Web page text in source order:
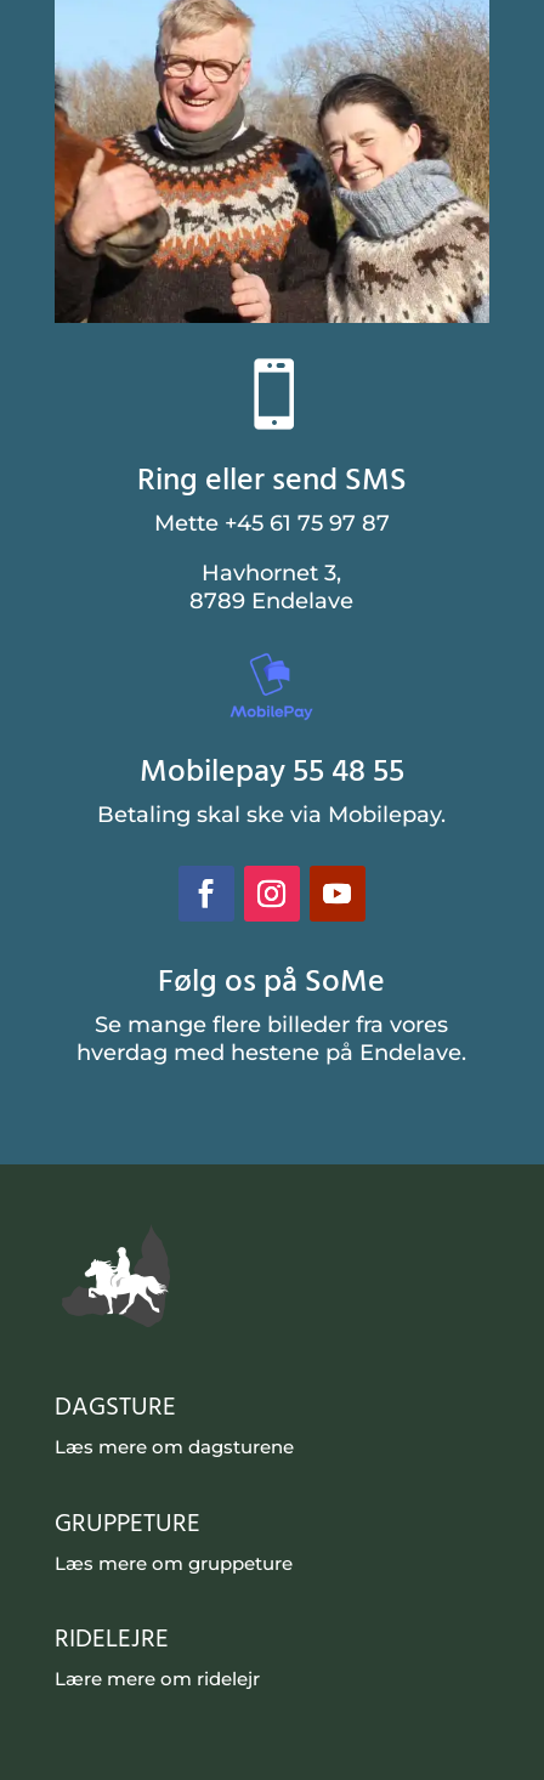

Ring eller send SMS
Mette +45 61 75 97 87
Havhornet 3,
8789 Endelave
Mobilepay 55 48 55
Betaling skal ske via Mobilepay.
Følg os på SoMe
Se mange flere billeder fra vores
hverdag med hestene på Endelave.
DAGSTURE
Læs mere om dagsturene
GRUPPETURE
Læs mere om gruppeture
RIDELEJRE
Lære mere om ridelejr